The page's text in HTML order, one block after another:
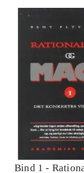
Bind 1 -